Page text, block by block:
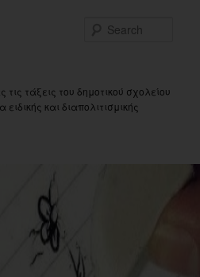
τις τάξεις του δημοτικού σχολείου
και διαπολιτισμικής